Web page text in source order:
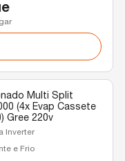
Multi Split
(4x Evap Cassete
Gree 220v
Inverter
e Frio